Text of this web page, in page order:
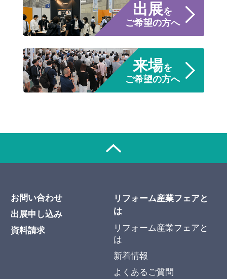
出展を
ご希望の方へ
来場を
ご希望の方へ
お問い合わせ
出展申し込み
資料請求
リフォーム産業フェアと
は
リフォーム産業フェアと
は
新着情報
よくあるご質問